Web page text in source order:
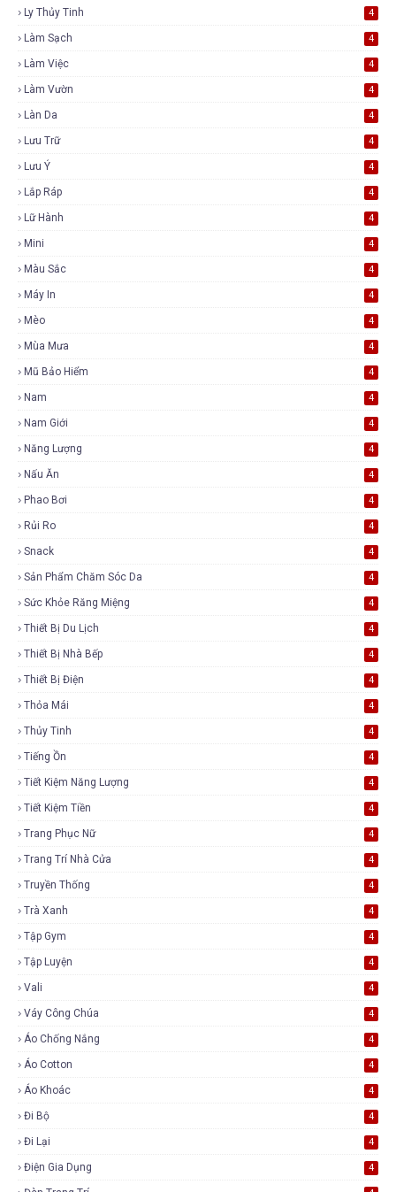
Ly Thủy Tinh 4
Làm Sạch 4
Làm Việc 4
Làm Vườn 4
Làn Da 4
Lưu Trữ 4
Lưu Ý 4
Lắp Ráp 4
Lữ Hành 4
Mini 4
Màu Sắc 4
Máy In 4
Mèo 4
Mùa Mưa 4
Mũ Bảo Hiểm 4
Nam 4
Nam Giới 4
Năng Lượng 4
Nấu Ăn 4
Phao Bơi 4
Rủi Ro 4
Snack 4
Sản Phẩm Chăm Sóc Da 4
Sức Khỏe Răng Miệng 4
Thiết Bị Du Lịch 4
Thiết Bị Nhà Bếp 4
Thiết Bị Điện 4
Thỏa Mái 4
Thủy Tinh 4
Tiếng Ồn 4
Tiết Kiệm Năng Lượng 4
Tiết Kiệm Tiền 4
Trang Phục Nữ 4
Trang Trí Nhà Cửa 4
Truyền Thống 4
Trà Xanh 4
Tập Gym 4
Tập Luyện 4
Vali 4
Váy Công Chúa 4
Áo Chống Nắng 4
Áo Cotton 4
Áo Khoác 4
Đi Bộ 4
Đi Lại 4
Điện Gia Dụng 4